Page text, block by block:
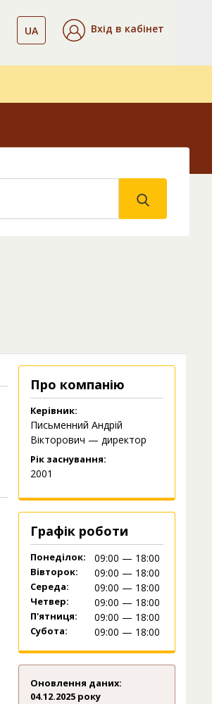
UA Вхід в кабінет
Про компанію
Керівник:
Письменний Андрій
Вікторович — директор
Рік заснування:
2001
Графік роботи
Понеділок: 09:00 — 18:00
Вівторок: 09:00 — 18:00
Середа: 09:00 — 18:00
Четвер: 09:00 — 18:00
П'ятниця: 09:00 — 18:00
Субота: 09:00 — 18:00
Оновлення даних:
04.12.2025 року